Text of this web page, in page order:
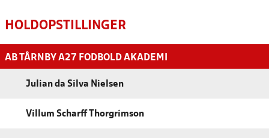
HOLDOPSTILLINGER
AB TÅRNBY A27 FODBOLD AKADEMI
Julian da Silva Nielsen
Villum Scharff Thorgrimson